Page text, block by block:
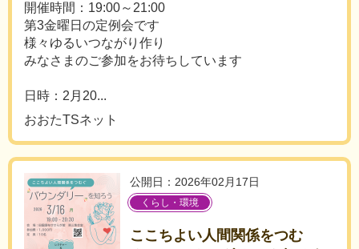
開催時間：19:00～21:00
第3金曜日の定例会です
様々ゆるいつながり作り
みなさまのご参加をお待ちしています
日時：2月20...
おおたTSネット
公開日：2026年02月17日
くらし・環境
ここちよい人間関係をつむ